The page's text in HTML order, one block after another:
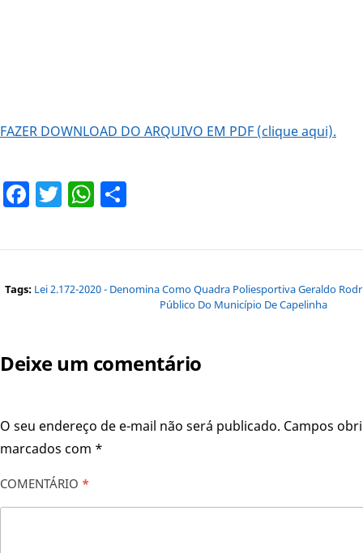
FAZER DOWNLOAD DO ARQUIVO EM PDF (clique aqui).
Facebook
TwitterWhatsApp
Tags: Lei 2.172-2020 - Denomina Como Quadra Poliesportiva Geraldo
Público Do Município De Capelinha
Deixe um comentário
O seu endereço de e-mail não será publicado. Campos
marcados com *
COMENTÁRIO *